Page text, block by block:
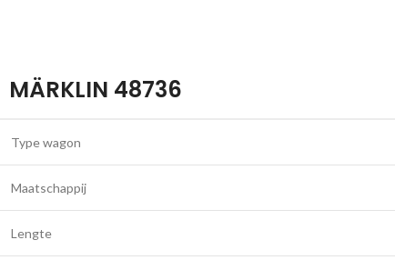
MÄRKLIN 48736
Type wagon
Maatschappij
Lengte